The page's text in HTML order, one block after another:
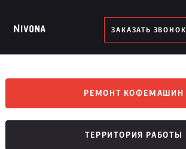
ЗАКАЗАТЬ ЗВОНОК
РЕМОНТ КОФЕМАШИН
ТЕРРИТОРИЯ РАБОТЫ